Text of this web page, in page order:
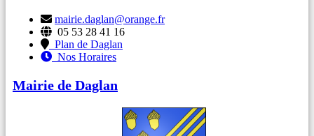
mairie.daglan@orange.fr
05 53 28 41 16
Plan de Daglan
Nos Horaires
Mairie de Daglan